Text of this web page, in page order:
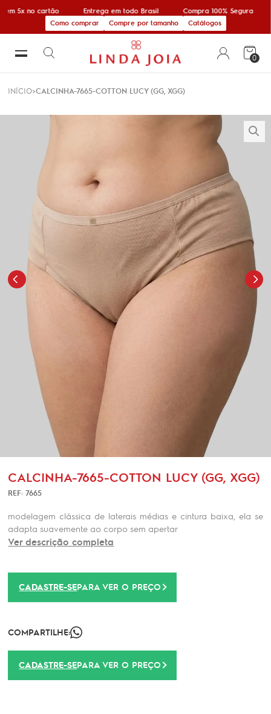
em 5x no cartão Entrega em todo Brasil
Compra 100% Segura
Como comprar
Compre por tamanho Catálogos
0
INÍCIO CALCINHA-7665-COTTON LUCY (GG, XGG)
CALCINHA-7665-COTTON LUCY (GG, XGG)
REF: 7665
modelagem clássica de laterais médias e cintura baixa, ela se
adapta suavemente ao corpo sem apertar
Ver descrição completa
CADASTRE-SEPARA VER O PREÇO
COMPARTILHE:
CADASTRE-SEPARA VER O PREÇO